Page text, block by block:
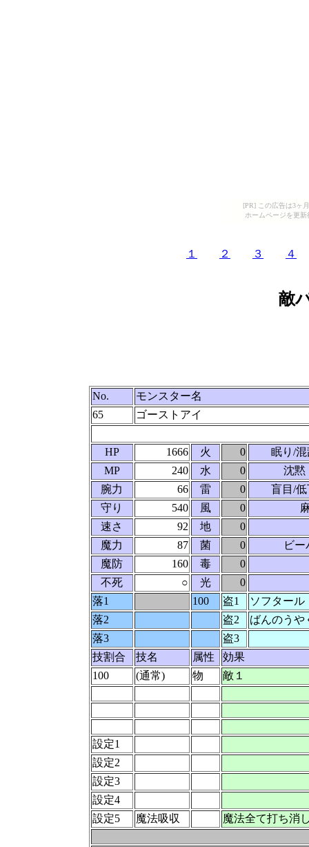
[PR] この広告は3ヶ
ホームページを更
１ ２ ３ ４
敵
No.
モンスター名
65
ゴーストアイ
HP 1666 火 0
眠り/混
MP
240 水 0
沈黙
腕力
66 雷 0
盲目/低
守り
540 風 0
速さ
92 地
0
魔力
87 菌 0
ビ
魔防
160 毒
0
不死
○ 光
0
落1
100 盗1
ソフタール
落2
盗2
ばんのうや
落3
盗3
技割合
技名 属性
効果
100
(通常) 物 敵１
設定1
設定2
設定3
設定4
設定5
魔法吸収 魔法全て打ち消